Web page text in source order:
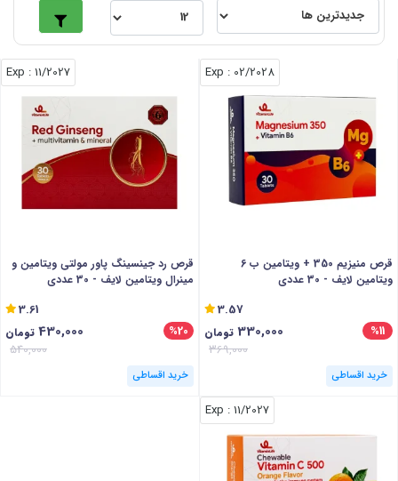
02/2028
: Exp
قرص منیزیم 350 + ویتامین ب 6
ویتامین لایف - 30 عددی
3.57
%11
330,000 تومان
369,000
خرید اقساطی
11/2027
: Exp
قرص رد جینسینگ پاور مولتی ویتامین و
مینرال ویتامین لایف - 30 عددی
3.61
%20
430,000 تومان
540,000
خرید اقساطی
11/2027
: Exp